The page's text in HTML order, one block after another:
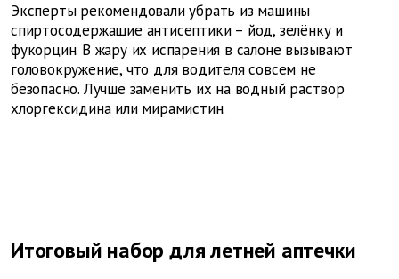
Эксперты рекомендовали убрать из машины
спиртосодержащие антисептики – йод, зелёнку и
фукорцин. В жару их испарения в салоне вызывают
головокружение, что для водителя совсем не
безопасно. Лучше заменить их на водный раствор
хлоргексидина или мирамистин.
Итоговый набор для летней аптечки